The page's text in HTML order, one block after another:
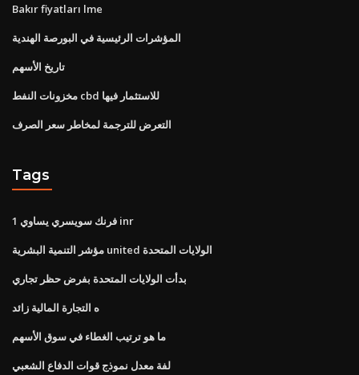
Bakır fiyatları lme
المؤشرات الرئيسية في البورصة الهندية
تاريخ الأسهم
مخزونات النفط cbd للاستثمار فيها
التعرض للترجمة لمخاطر سعر الصرف
Tags
1 فرنك سويسري يساوي inr
مؤشر التنمية البشرية united الولايات المتحدة
بدأت الولايات المتحدة بفرض حظر تجاري
ه التجارة المالية زائد
ما هو ترتيب الغطاء في سوق الأسهم
لفة معدل نموذج قوات الدفاع الشعبي